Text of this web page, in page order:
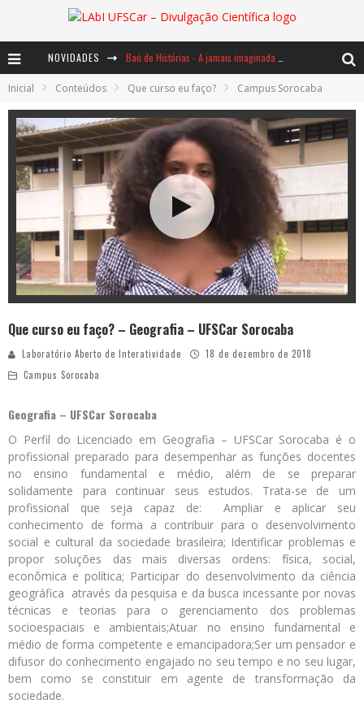
NOVIDADES
Ents: a voz das florestas
Notáveis: Bertha Lutz
Inicial Conteúdos Que curso eu faço? Campus Sorocaba
Que curso eu faço? – Geografia – UFSCar Sorocaba
Laboratório Aberto de Interatividade
18 de dezembro de 2018
Campus Sorocaba
Geografia – UFSCar Sorocaba
O Perfil do Licenciado em Geografia – UFSCar Sorocaba é o
profissional preparado para desempenhar as funções docentes
no ensino fundamental e médio, além de se preparar
solidamente para continuar seus estudos. Trata-se de um
profissional que seja capaz de: Ampliar e aplicar seu
conhecimento de forma a contribuir para o desenvolvimento
social e cultural da sociedade brasileira; Identificar problemas e
propor soluções das mais diversas ordens: física, social,
econômica e política; Participar do desenvolvimento da ciência
geográfica através da pesquisa e da busca incessante por novas
técnicas e teorias para o gerenciamento dos problemas
socioespaciais e ambientais;Atuar no ensino fundamental e
médio de forma competente e emancipadora;Ser um pensador e
difusor do conhecimento engajado no seu tempo e no seu lugar,
bem como se constituir em agente de transformação da
sociedade.